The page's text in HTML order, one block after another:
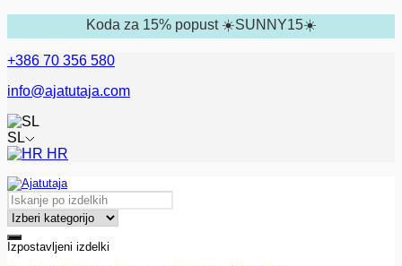
Koda za 15% popust ☀️SUNNY15☀️
+386 70 356 580
info@ajatutaja.com
SL
HR
Izpostavljeni izdelki